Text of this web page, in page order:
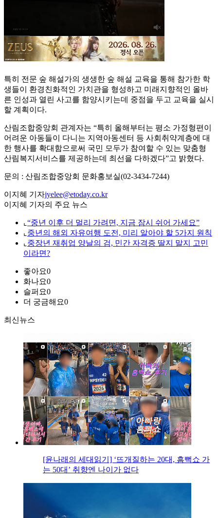
특히 전문 숲 해설가의 생생한 숲 해설 교육을 통해 참가한 학
생들이 환경친화적인 가치관을 형성하고 미래지향적인 올바
른 인성과 열린 사고를 함양시키는데 중점을 두고 교육을 실시
할 계획이다.
산림조합중앙회 관계자는 “특히 올해부터는 평소 가정형편이
어려운 아동들이 다니는 지역아동센터 등 사회취약계층에 대
한 행사를 확대함으로써 국민 모두가 참여할 수 있는 맞춤형
산림복지서비스를 제공하는데 최선을 다하겠다”고 밝혔다.
문의 : 산림조합중앙회 문화홍보실(02-3434-7244)
이지혜 기자jyelee@etoday.co.kr
이지혜 기자의 주요 뉴스
⌞ “중년 이후 더 멀리 가려면, 지금 잠시 쉬어 가세요”
⌞ 중년의 해외 자유여행 도전, 미리 알아야 할 5가지 원칙
⌞ 중장년 재취업 양날의 검, 민간 자격증 딸지 말지 고민
이라면?
좋아요0
화나요0
슬퍼요0
더 궁금해요0
최신뉴스
[윤나래의 세대읽기] ‘뜨개질하는 20대, 흠뻑쇼 가
는 50대’ 취향엔 나이가 없다